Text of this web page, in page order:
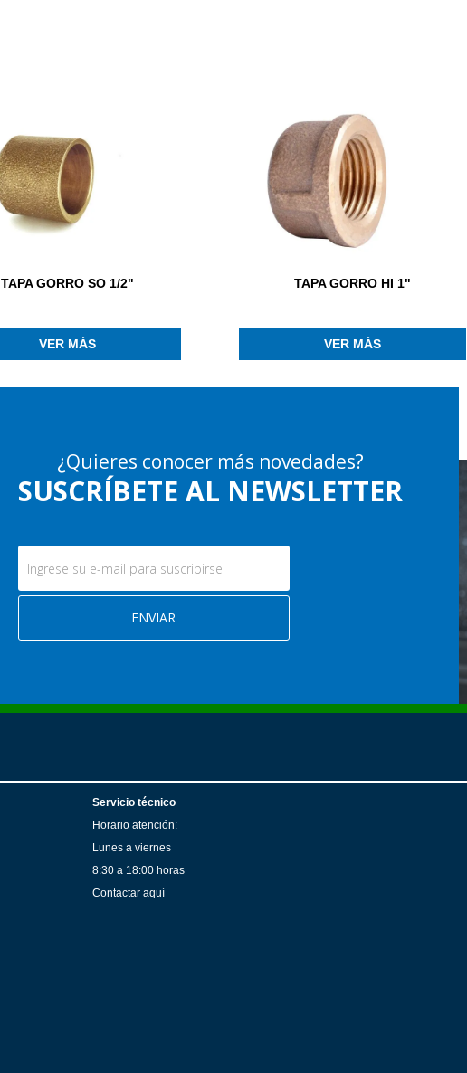
TAPA GORRO SO 1/2"
VER MÁS
TAPA GORRO HI 1"
VER MÁS
¿Quieres conocer más novedades?
SUSCRÍBETE AL NEWSLETTER
Servicio técnico
Horario atención:
Lunes a viernes
8:30 a 18:00 horas
Contactar aquí